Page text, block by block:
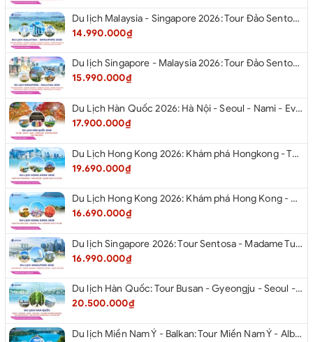
Du lịch Malaysia - Singapore 2026: Tour Đảo Sentosa - Madame Tussause - Garden By The Bay - Thành Cổ Malacca - Thủ Đô Kualalumpur - Cao Nguyên Genting - New Putrajaya từ Hà Nội
14.990.000₫
Du lịch Singapore - Malaysia 2026: Tour Đảo Sentosa - Madame Tussauds - Garden By The Bay - Thành cổ Malacca - Thủ đô Kuala Lumpur - Cao nguyên Genting - New Putrajaya từ Hà Nội
15.990.000₫
Du Lịch Hàn Quốc 2026: Hà Nội - Seoul - Nami - Everland - Painter Show - Thư Viện Sách
17.900.000₫
Du Lịch Hong Kong 2026: Khám phá Hongkong - Thâm Quyến - Quảng Châu từ Hà Nội
19.690.000₫
Du Lịch Hong Kong 2026: Khám phá Hong Kong - Dingding Tram - Shopping Tour từ Hà Nội
16.690.000₫
Du lịch Singapore 2026: Tour Sentosa - Madame Tussauds - Garden By The Bay - Jewel từ Hà Nội
16.990.000₫
Du lịch Hàn Quốc: Tour Busan - Gyeongju - Seoul - Đảo Nami - Tàu Điện Ven Biển Haeundae - Cầu Kính Oryukdo - Làng Văn Hóa Huinnyeoul từ Hà Nội 2026
20.500.000₫
Du lịch Miền Nam Ý - Balkan: Tour Miền Nam Ý - Albania - Montenegro - Croatia - Slovenia từ Hà Nội 2026